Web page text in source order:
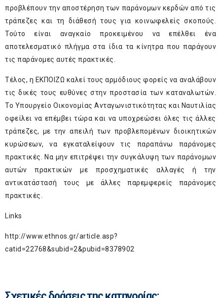
προβλέπουν την αποστέρηση των παράνομων κερδών από τις
τράπεζες και τη διάθεσή τους για κοινωφελείς σκοπούς.
Τούτο είναι αναγκαίο προκειμένου να επέλθει ένα
αποτελεσματικό πλήγμα στα ίδια τα κίνητρα που παράγουν
τις παράνομες αυτές πρακτικές.
Τέλος, η ΕΚΠΟΙΖΩ καλεί τους αρμόδιους φορείς να αναλάβουν
τις δικές τους ευθύνες στην προστασία των καταναλωτών.
Το Υπουργείο Οικονομίας Ανταγωνιστικότητας και Ναυτιλίας
οφείλει να επέμβει τώρα και να υποχρεώσει όλες τις άλλες
τράπεζες, με την απειλή των προβλεπομένων διοικητικών
κυρώσεων, να εγκαταλείψουν τις παραπάνω παράνομες
πρακτικές. Να μην επιτρέψει την συγκάλυψη των παράνομων
αυτών πρακτικών με προσχηματικές αλλαγές ή την
αντικατάστασή τους με άλλες παρεμφερείς παράνομες
πρακτικές.
Links
http://www.ethnos.gr/article.asp?
catid=22768&subid=2&pubid=8378902